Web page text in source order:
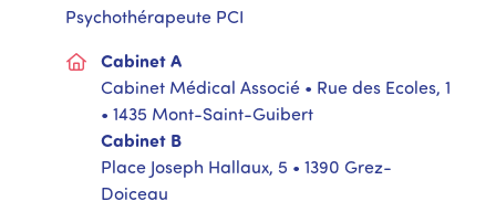
Psychothérapeute PCI
Cabinet A
Cabinet Médical Associé • Rue des Ecoles, 1
• 1435 Mont-Saint-Guibert
Cabinet B
Place Joseph Hallaux, 5 • 1390 Grez-
Doiceau